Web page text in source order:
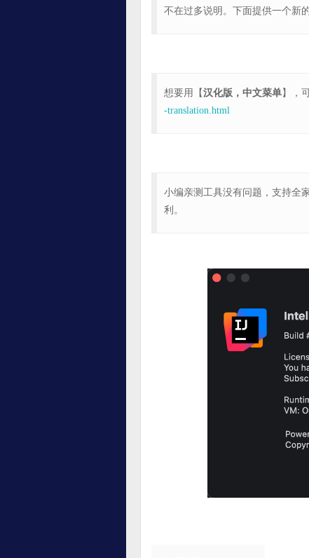
不在过多说明。下面提供一个新
想要用【汉化版，中文菜单】，
-translation.html
小编亲测工具没有问题，支持全
利。